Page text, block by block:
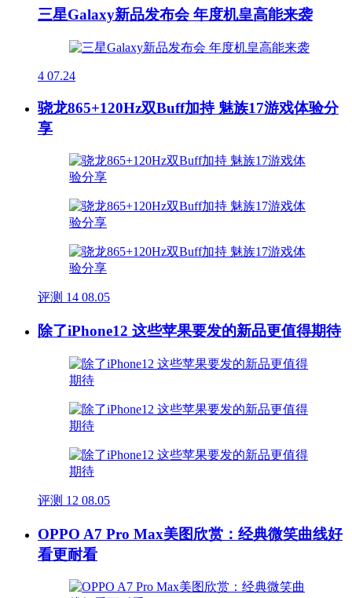
三星Galaxy新品发布会 年度机皇高能来袭
4 07.24
骁龙865+120Hz双Buff加持 魅族17游戏体验分
享
评测 14 08.05
除了iPhone12 这些苹果要发的新品更值得期待
评测 12 08.05
OPPO A7 Pro Max美图欣赏：经典微笑曲线好
看更耐看